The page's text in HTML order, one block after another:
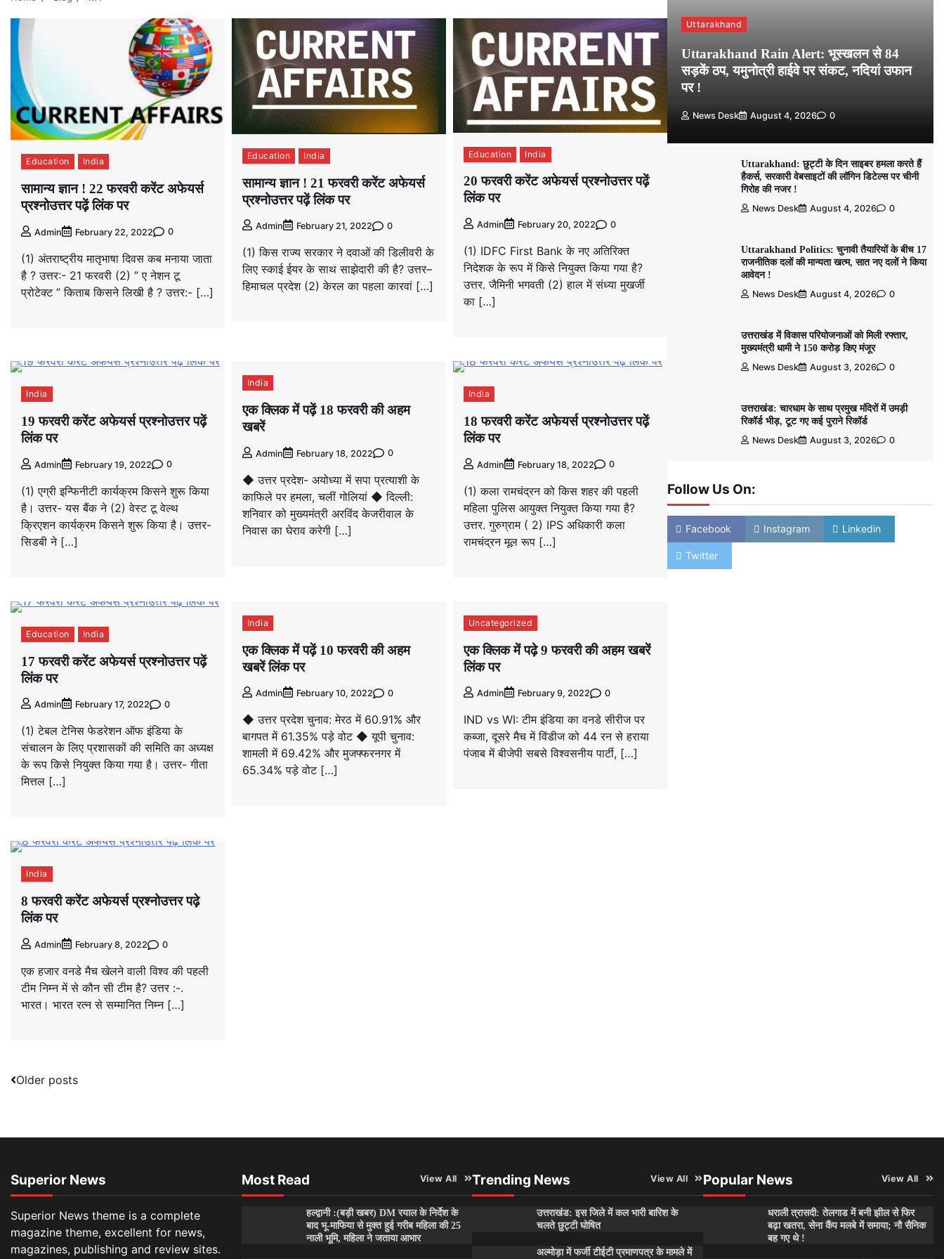
Education India
सामान्य ज्ञान ! 22 फरवरी करेंट अफेयर्स
प्रश्नोउत्तर पढ़ें लिंक पर
Admin February 22, 2022 0
(1) अंतराष्ट्रीय मातृभाषा दिवस कब मनाया जाता
है ? उत्तर:- 21 फरवरी (2) ” ए नेशन टू
प्रोटेक्ट ” किताब किसने लिखी है ? उत्तर:- […]
Education India
सामान्य ज्ञान ! 21 फरवरी करेंट अफेयर्स
प्रश्नोउत्तर पढ़ें लिंक पर
Admin February 21, 2022 0
(1) किस राज्य सरकार ने दवाओं की डिलीवरी के
लिए स्काई ईयर के साथ साझेदारी की है? उत्तर–
हिमाचल प्रदेश (2) केरल का पहला कारवां […]
Education India
20 फरवरी करेंट अफेयर्स प्रश्नोउत्तर पढ़ें
लिंक पर
Admin February 20, 2022 0
(1) IDFC First Bank के नए अतिरिक्त
निदेशक के रूप में किसे नियुक्त किया गया है?
उत्तर. जैमिनी भगवती (2) हाल में संध्या मुखर्जी
का […]
India
19 फरवरी करेंट अफेयर्स प्रश्नोउत्तर पढ़ें
लिंक पर
Admin February 19, 2022 0
(1) एग्री इन्फिनीटी कार्यक्रम किसने शुरू किया
है। उत्तर- यस बैंक ने (2) वेस्ट टू वेल्थ
क्रिएशन कार्यक्रम किसने शुरू किया है। उत्तर-
सिडबी ने […]
India
एक क्लिक में पढ़ें 18 फरवरी की अहम
खबरें
Admin February 18, 2022 0
◆ उत्तर प्रदेश- अयोध्या में सपा प्रत्याशी के
काफिले पर हमला, चलीं गोलियां ◆ दिल्ली:
शनिवार को मुख्यमंत्री अरविंद केजरीवाल के
निवास का घेराव करेगी […]
India
18 फरवरी करेंट अफेयर्स प्रश्नोउत्तर पढ़ें
लिंक पर
Admin February 18, 2022 0
(1) कला रामचंद्रन को किस शहर की पहली
महिला पुलिस आयुक्त नियुक्त किया गया है?
उत्तर. गुरुग्राम ( 2) IPS अधिकारी कला
रामचंद्रन मूल रूप […]
Education India
17 फरवरी करेंट अफेयर्स प्रश्नोउत्तर पढ़ें
लिंक पर
Admin February 17, 2022 0
(1) टेबल टेनिस फेडरेशन ऑफ इंडिया के
संचालन के लिए प्रशासकों की समिति का अध्यक्ष
के रूप किसे नियुक्त किया गया है। उत्तर- गीता
मित्तल […]
India
एक क्लिक में पढ़ें 10 फरवरी की अहम
खबरें लिंक पर
Admin February 10, 2022 0
◆ उत्तर प्रदेश चुनाव: मेरठ में 60.91% और
बागपत में 61.35% पड़े वोट ◆ यूपी चुनाव:
शामली में 69.42% और मुजफ्फरनगर में
65.34% पड़े वोट […]
Uncategorized
एक क्लिक में पढ़े 9 फरवरी की अहम खबरें
लिंक पर
Admin February 9, 2022 0
IND vs WI: टीम इंडिया का वनडे सीरीज पर
कब्जा, दूसरे मैच में विंडीज को 44 रन से हराया
पंजाब में बीजेपी सबसे विश्वसनीय पार्टी, […]
India
8 फरवरी करेंट अफेयर्स प्रश्नोउत्तर पढ़े
लिंक पर
Admin February 8, 2022 0
एक हजार वनडे मैच खेलने वाली विश्व की पहली
टीम निम्न में से कौन सी टीम है? उत्तर :-.
भारत। भारत रत्न से सम्मानित निम्न […]
Posts
Older posts
Uttarakhand
Uttarakhand Rain Alert: भूस्खलन से 84
सड़कें ठप, यमुनोत्री हाईवे पर संकट, नदियां उफान
पर !
News Desk August 4, 2026 0
Uttarakhand: छुट्टी के दिन साइबर हमला करते हैं
हैकर्स, सरकारी वेबसाइटों की लॉगिन डिटेल्स पर चीनी
गिरोह की नजर !
News Desk August 4, 2026 0
Uttarakhand Politics: चुनावी तैयारियों के बीच 17
राजनीतिक दलों की मान्यता खत्म, सात नए दलों ने किया
आवेदन !
News Desk August 4, 2026 0
उत्तराखंड में विकास परियोजनाओं को मिली रफ्तार,
मुख्यमंत्री धामी ने 150 करोड़ किए मंजूर
News Desk August 3, 2026 0
उत्तराखंड: चारधाम के साथ प्रमुख मंदिरों में उमड़ी
रिकॉर्ड भीड़, टूट गए कई पुराने रिकॉर्ड
News Desk August 3, 2026 0
Follow Us On:
Facebook Instagram Linkedin
Twitter
Superior News
Superior News theme is a complete
magazine theme, excellent for news,
magazines, publishing and review sites.
Most Read View All
हल्द्वानी :(बड़ी खबर) DM रयाल के निर्देश के
बाद भू-माफिया से मुक्त हुई गरीब महिला की 25
नाली भूमि, महिला ने जताया आभार
Trending News View All
उत्तराखंड: इस जिले में कल भारी बारिश के
चलते छुट्टी घोषित
अल्मोड़ा में फर्जी टीईटी प्रमाणपत्र के मामले में
Popular News View All
धराली त्रासदी: तेलगाड में बनी झील से फिर
बढ़ा खतरा, सेना कैंप मलबे में समाया; नौ सैनिक
बह गए थे !